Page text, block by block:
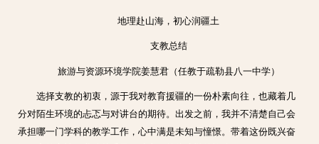
地理赴山海，初心润疆土
支教总结
旅游与资源环境学院姜慧君（任教于疏勒县八一中学）
选择支教的初衷，源于我对教育援疆的一份朴素向往，也藏着几
分对陌生环境的忐忑与对讲台的期待。出发之前，我并不清楚自己会
承担哪一门学科的教学工作，心中满是未知与憧憬。带着这份既兴奋